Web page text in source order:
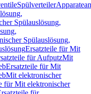
Spülverteiler
Spülauslösung,
Spülauslösung,
Ersatzteile für Mit
für AufputzMit
Ersatzteile für Mit
Mit elektronischer
für Mit elektronischer